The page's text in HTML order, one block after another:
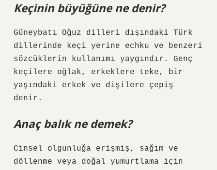
Keçinin büyüğüne ne denir?
Güneybatı Oğuz dilleri dışındaki Türk
dillerinde keçi yerine echku ve benzeri
sözcüklerin kullanımı yaygındır. Genç
keçilere oğlak, erkeklere teke, bir
yaşındaki erkek ve dişilere çepiş
denir.
Anaç balık ne demek?
Cinsel olgunluğa erişmiş, sağım ve
döllenme veya doğal yumurtlama için